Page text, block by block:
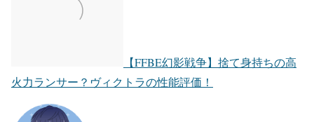
【FFBE幻影戦争】捨て身持ちの高
火力ランサー？ヴィクトラの性能評価！